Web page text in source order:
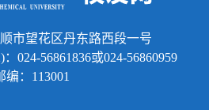
市望花区丹东路西段一号
024-56861836或024-56860959
编：113001